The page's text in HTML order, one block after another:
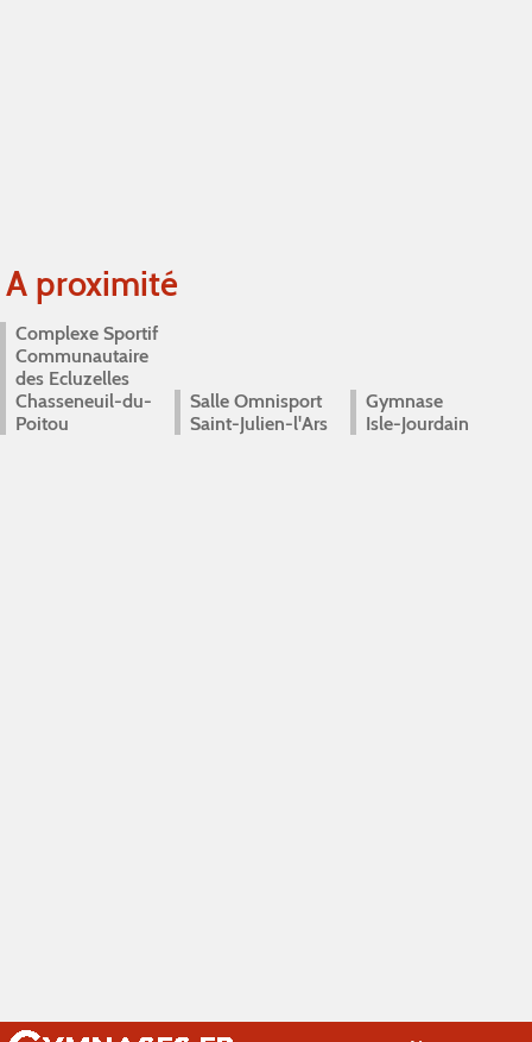
A proximité
Complexe Sportif
Communautaire
des Ecluzelles
Chasseneuil-du-
Poitou
Salle Omnisport
Saint-Julien-l'Ars
Gymnase
Isle-Jourdain